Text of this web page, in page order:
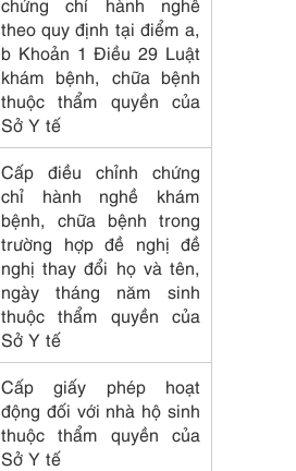
theo quy định tại điểm a,
b Khoản 1 Điều 29 Luật
khám bệnh, chữa bệnh
thuộc thẩm quyền của
Sở Y tế
Cấp điều chỉnh chứng
chỉ hành nghề khám
bệnh, chữa bệnh trong
trường hợp đề nghị đề
nghị thay đổi họ và tên,
ngày tháng năm sinh
thuộc thẩm quyền của
Sở Y tế
Cấp giấy phép hoạt
động đối với nhà hộ sinh
thuộc thẩm quyền của
Sở Y tế